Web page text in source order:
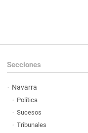
Secciones
Navarra
Política
Sucesos
Tribunales